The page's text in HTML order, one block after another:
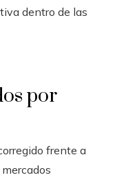
dentro de las
por
frente a